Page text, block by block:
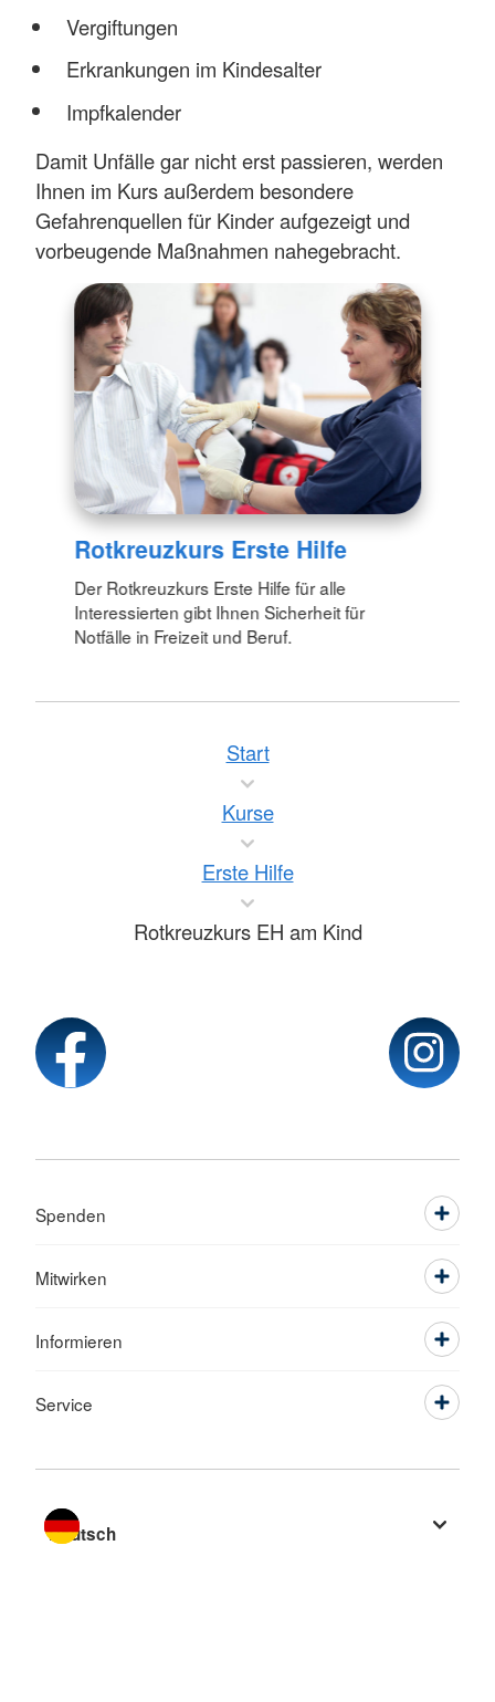
Vergiftungen
Erkrankungen im Kindesalter
Impfkalender
Damit Unfälle gar nicht erst passieren, werden
Ihnen im Kurs außerdem besondere
Gefahrenquellen für Kinder aufgezeigt und
vorbeugende Maßnahmen nahegebracht.
Rotkreuzkurs Erste Hilfe
Der Rotkreuzkurs Erste Hilfe für alle
Interessierten gibt Ihnen Sicherheit für
Notfälle in Freizeit und Beruf.
Start
Kurse
Erste Hilfe
Rotkreuzkurs EH am Kind
Spenden
Mitwirken
Informieren
Service
Sprache wechseln zu